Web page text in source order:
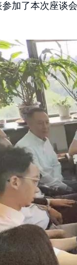
加了本次座谈